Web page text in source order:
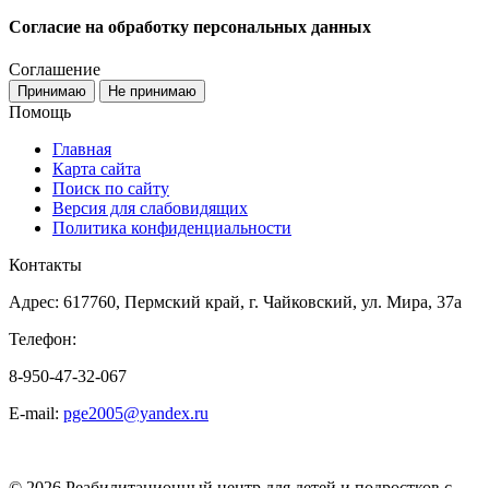
Согласие на обработку персональных данных
Соглашение
Принимаю Не принимаю
Помощь
Главная
Карта сайта
Поиск по сайту
Версия для слабовидящих
Политика конфиденциальности
Контакты
Адрес: 617760, Пермский край, г. Чайковский, ул. Мира, 37а
Телефон:
8-950-47-32-067
E-mail: pge2005@yandex.ru